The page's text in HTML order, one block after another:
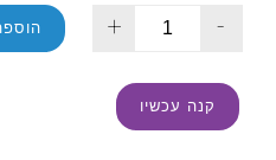
-
+
קנה עכשיו